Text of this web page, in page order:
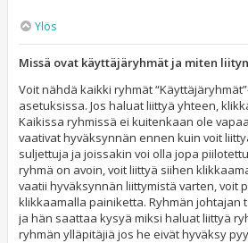
Ylös
Missä ovat käyttäjäryhmät ja miten
Voit nähdä kaikki ryhmät
asetuksissa. Jos haluat liittyä yhteen,
Kaikissa ryhmissä ei kuitenkaan ole
vaativat hyväksynnän ennen kuin voit
suljettuja ja joissakin voi olla jopa
ryhmä on avoin, voit liittyä siihen
vaatii hyväksynnän liittymistä varten, voit
klikkaamalla painiketta. Ryhmän johtajan
ja hän saattaa kysyä miksi haluat liittyä
ryhmän ylläpitäjiä jos he eivät hyväksy